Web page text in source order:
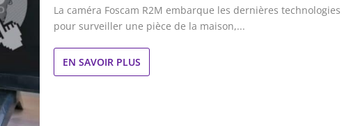
La caméra Foscam R2M embarque les dernières technologies
pour surveiller une pièce de la maison,...
EN SAVOIR PLUS